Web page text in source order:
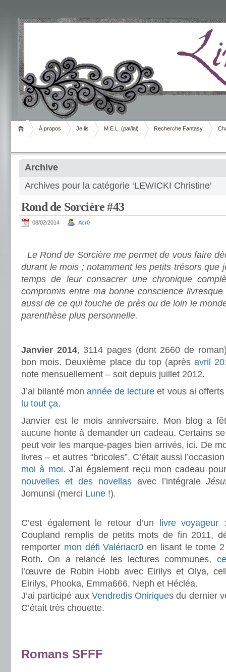
Livrement
À propos Je lis M.E.L. (pal/lal) Recherche Fantasy
Archive
Archives pour la catégorie ‘LEWICKI Christine’
Rond de Sorcière #43
08/02/2014 Acr0
Le Rond de Sorcière me permet de vous faire
durant le mois ; notamment les petits trésors que
temps de leur consacrer une chronique
compromis entre ma bonne conscience
aussi de ce qui touche de près ou de loin le
parenthèse plus personnelle.
Janvier 2014, 3114 pages (dont 2660 de
bon mois. Deuxième place du top (aprèsavril
note mensuellement – soit depuis juillet 2012.
J’ai bilanté monannée de lecture et vous ai offerts
lu tout ça.
Janvier est le mois anniversaire. Mon blog a
aucune honte à demander un cadeau. Certains
peut voir les marque-pages bien arrivés, ici. De
livres – et autres “bricoles”. C’était aussi
moi à moi. J’ai également reçu mon cadeau
nouvelles et des novellasavec l’intégrale
Jomunsi (merci Lune !).
C’est également le retour d’un
livre voyageur
Coupland remplis de petits mots de fin 2011,
remporter mon défi Valériacr0 en lisant le tome
Roth. On a relancé les lectures communes,
l’œuvre de Robin Hobb avec Eirilys et Olya,
Eirilys, Phooka, Emma666, Neph et Hécléa.
J’ai participé aux Vendredis Oniriques du dernier
C’était très chouette.
Romans SFFF